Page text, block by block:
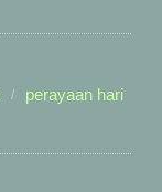
perayaan hari